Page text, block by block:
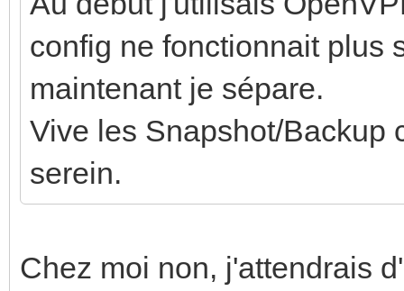
config ne fonctionnait plus
maintenant je sépare.
Vive les Snapshot/Backup
serein.
Chez moi non, j'attendrais